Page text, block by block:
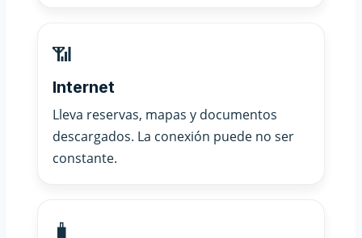
📶
Internet
Lleva reservas, mapas y documentos
descargados. La conexión puede no ser
constante.
🧳